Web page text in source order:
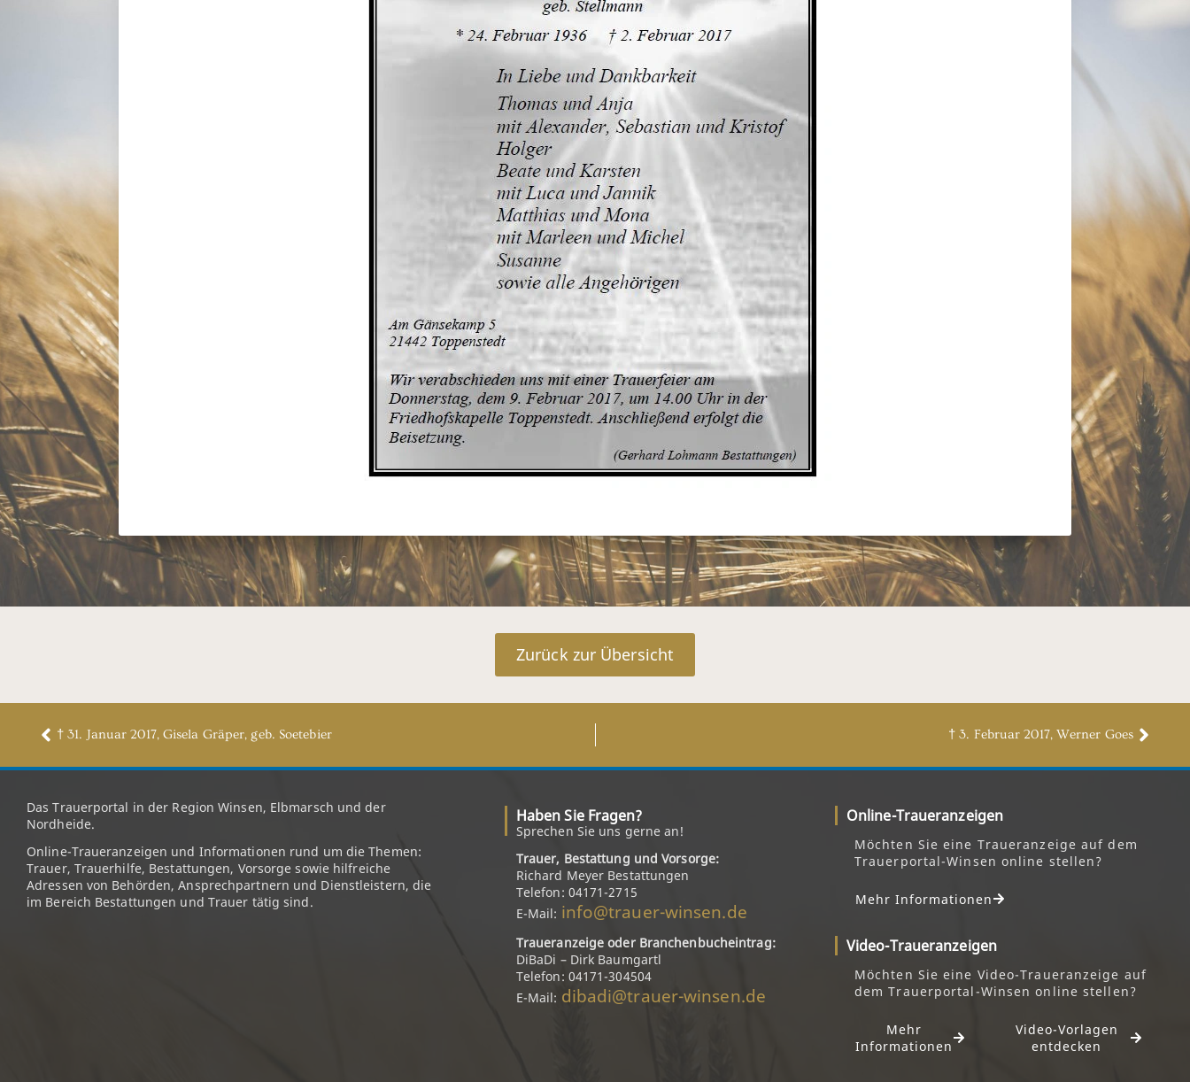
Zurück zur Übersicht
† 31. Januar 2017, Gisela Gräper, geb. Soetebier † 3. Februar 2017, Werner Goes
Das Trauerportal in der Region Winsen, Elbmarsch und der
Nordheide.
Online-Traueranzeigen und Informationen rund um die Themen:
Trauer, Trauerhilfe, Bestattungen, Vorsorge sowie hilfreiche
Adressen von Behörden, Ansprechpartnern und Dienstleistern, die
im Bereich Bestattungen und Trauer tätig sind.
Haben Sie Fragen?
Sprechen Sie uns gerne an!
Trauer, Bestattung und Vorsorge:
Richard Meyer Bestattungen
Telefon: 04171-2715
E-Mail: info@trauer-winsen.de
Traueranzeige oder Branchenbucheintrag:
DiBaDi – Dirk Baumgartl
Telefon: 04171-304504
E-Mail: dibadi@trauer-winsen.de
Online-Traueranzeigen
Möchten Sie eine Traueranzeige auf dem
Trauerportal-Winsen online stellen?
Mehr Informationen
Video-Traueranzeigen
Möchten Sie eine Video-Traueranzeige auf
dem Trauerportal-Winsen online stellen?
Mehr
Informationen
Video-Vorlagen
entdecken